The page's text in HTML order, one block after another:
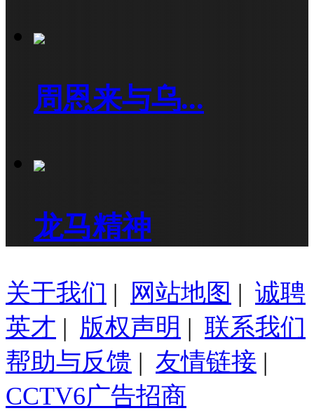
周恩来与乌...
龙马精神
关于我们 | 网站地图 | 诚聘
英才 | 版权声明 | 联系我们
帮助与反馈 | 友情链接 |
CCTV6广告招商